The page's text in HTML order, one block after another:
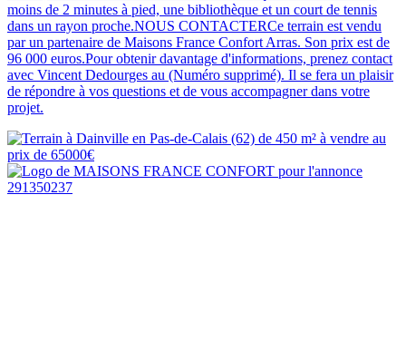
moins de 2 minutes à pied, une bibliothèque et un court de tennis
dans un rayon proche.NOUS CONTACTERCe terrain est vendu
par un partenaire de Maisons France Confort Arras. Son prix est de
96 000 euros.Pour obtenir davantage d'informations, prenez contact
avec Vincent Dedourges au (Numéro supprimé). Il se fera un plaisir
de répondre à vos questions et de vous accompagner dans votre
projet.